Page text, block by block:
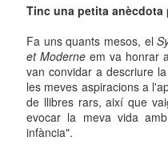
Tinc una petita anècdota
Fa uns quants mesos, el
et Moderne em va honrar
van convidar a descriure
les meves aspiracions a
de llibres rars, així que
evocar la meva vida
infància".